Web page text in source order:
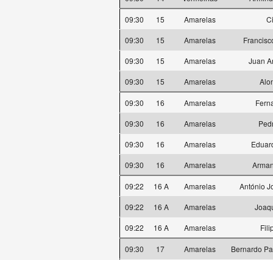
09:30 15 Amarelas
09:30
15 Amarelas
09:30
15 Amarelas
Juan
09:30
15 Amarelas
09:30 16 Amarelas
09:30
16 Amarelas
09:30
16 Amarelas
09:30
16 Amarelas
09:22 16 A Amarelas
António
09:22
16 A Amarelas
09:22
16 A Amarelas
09:30 17 Amarelas
Bernardo